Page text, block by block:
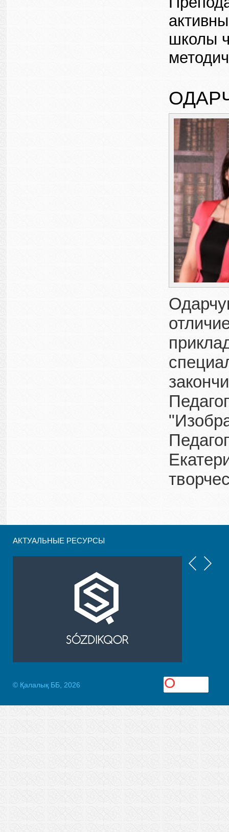
школы
АКТУАЛЬНЫЕ РЕСУРСЫ
© Қалалық ББ, 2026